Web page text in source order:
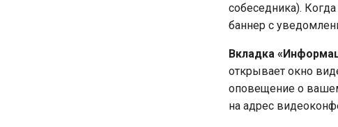
собеседника).
баннер с
Вкладка
открывает окно
оповещение о
на адрес